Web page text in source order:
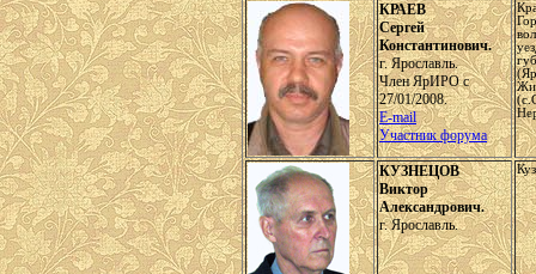
КРАЕВ
Сергей
Константинович.
г. Ярославль.
Член ЯрИРО с
27/01/2008.
E-mail
Участник форума
КУЗНЕЦОВ
Виктор
Александрович.
г. Ярославль.